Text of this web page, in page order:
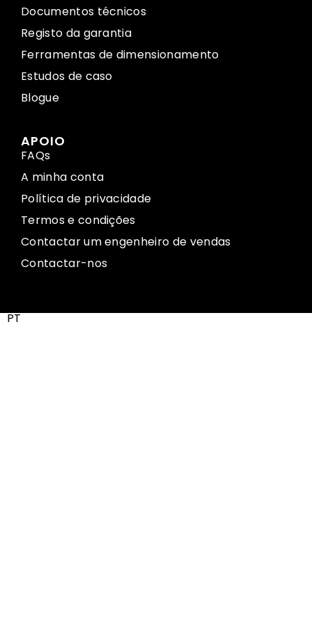
Documentos técnicos
Registo da garantia
Ferramentas de dimensionamento
Estudos de caso
Blogue
APOIO
FAQs
A minha conta
Política de privacidade
Termos e condições
Contactar um engenheiro de vendas
Contactar-nos
PT